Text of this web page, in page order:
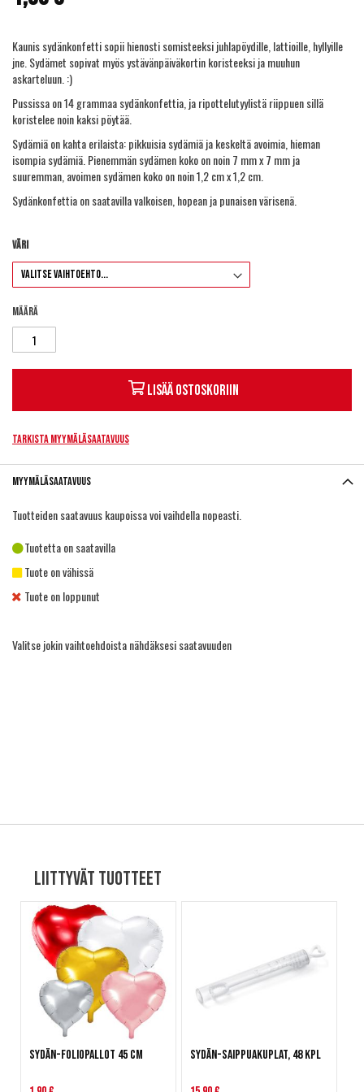
Kaunis sydänkonfetti sopii hienosti somisteeksi juhlapöydille, lattioille, hyllyille
jne. Sydämet sopivat myös ystävänpäiväkortin koristeeksi ja muuhun
askarteluun. :)
Pussissa on 14 grammaa sydänkonfettia, ja ripottelutyylistä riippuen sillä
koristelee noin kaksi pöytää.
Sydämiä on kahta erilaista: pikkuisia sydämiä ja keskeltä avoimia, hieman
isompia sydämiä. Pienemmän sydämen koko on noin 7 mm x 7 mm ja
suuremman, avoimen sydämen koko on noin 1,2 cm x 1,2 cm.
Sydänkonfettia on saatavilla valkoisen, hopean ja punaisen värisenä.
Väri
Määrä
Lisää ostoskoriin
Tarkista myymäläsaatavuus
Myymäläsaatavuus
Tuotteiden saatavuus kaupoissa voi vaihdella nopeasti.
Tuotetta on saatavilla
Tuote on vähissä
Tuote on loppunut
Valitse jokin vaihtoehdoista nähdäksesi saatavuuden
Liittyvät tuotteet
Sydän-foliopallot 45 cm Sydän-saippuakuplat, 48 kpl